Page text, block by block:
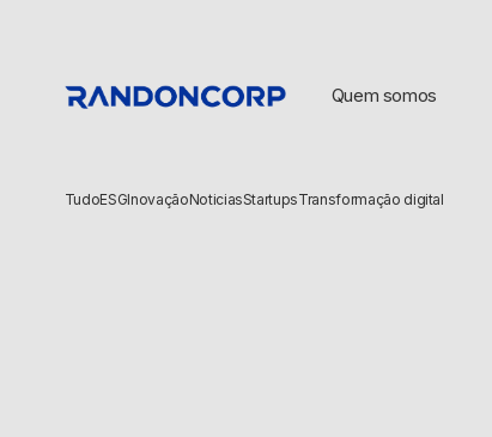
Quem somos
TudoESGInovaçãoNoticiasStartupsTransformação digital